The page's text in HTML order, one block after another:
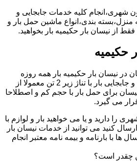
شهری،انجام کلیه خدمات جابجایی و
منزل،بسته بندی،انواع ماشین حمل بار و
از نیسان بار حکیمیه بار بخواهید.
حکیمیه
در نیسان بار حکیمیه بار همه روزه
انجام می شود.برای حمل و جابجایی بار با تناژ زیر 2 تن معمولا از
برای حمل بار با حجم کم و اصطلاحا
می گیرد.
را دارید و یا می خواهید بار و لوازم با
کنید می توانید از خدمات نیسان بار
ها با بارنامه و بیمه نامه معتبر انجام
چقدر است؟